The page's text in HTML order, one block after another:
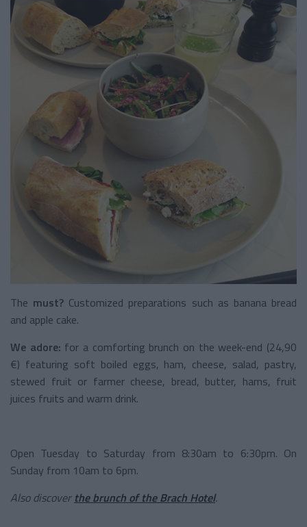
The must? Customized preparations such as banana bread
and apple cake.
We adore: for a comforting brunch on the week-end (24,90
€) featuring soft boiled eggs, ham, cheese, salad, pastry,
stewed fruit or farmer cheese, bread, butter, hams, fruit
juices fruits and warm drink.
Open Tuesday to Saturday from 8:30am to 6:30pm. On
Sunday from 10am to 6pm.
Also discover the brunch of the Brach Hotel.